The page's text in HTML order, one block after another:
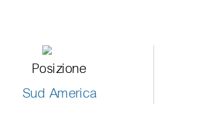
Posizione
Sud America